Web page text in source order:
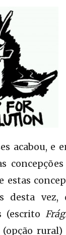
acabou, e
desta vez,
(escrito